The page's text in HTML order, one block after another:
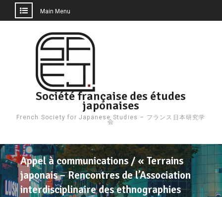
Main Menu
Société française des études
japonaises
French Society for Japanese Studies – フランス日本研究学
会
Appel à communications / « Terrains
japonais – Rencontres de l’Association
interdisciplinaire des ethnographies